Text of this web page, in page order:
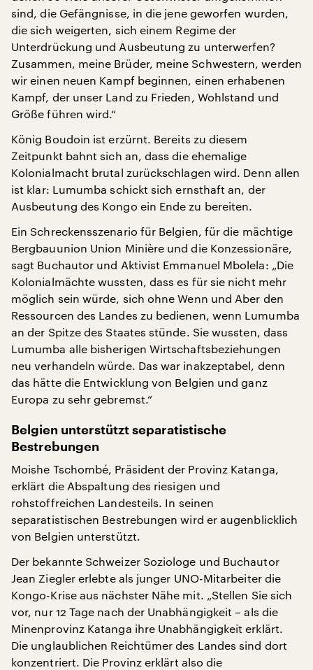
sind, die Gefängnisse, in die jene geworfen wurden,
die sich weigerten, sich einem Regime der
Unterdrückung und Ausbeutung zu unterwerfen?
Zusammen, meine Brüder, meine Schwestern, werden
wir einen neuen Kampf beginnen, einen erhabenen
Kampf, der unser Land zu Frieden, Wohlstand und
Größe führen wird.“
König Boudoin ist erzürnt. Bereits zu diesem
Zeitpunkt bahnt sich an, dass die ehemalige
Kolonialmacht brutal zurückschlagen wird. Denn allen
ist klar: Lumumba schickt sich ernsthaft an, der
Ausbeutung des Kongo ein Ende zu bereiten.
Ein Schreckensszenario für Belgien, für die mächtige
Bergbauunion Union Minière und die Konzessionäre,
sagt Buchautor und Aktivist Emmanuel Mbolela: „Die
Kolonialmächte wussten, dass es für sie nicht mehr
möglich sein würde, sich ohne Wenn und Aber den
Ressourcen des Landes zu bedienen, wenn Lumumba
an der Spitze des Staates stünde. Sie wussten, dass
Lumumba alle bisherigen Wirtschaftsbeziehungen
neu verhandeln würde. Das war inakzeptabel, denn
das hätte die Entwicklung von Belgien und ganz
Europa zu sehr gebremst.“
Belgien unterstützt separatistische
Bestrebungen
Moishe Tschombé, Präsident der Provinz Katanga,
erklärt die Abspaltung des riesigen und
rohstoffreichen Landesteils. In seinen
separatistischen Bestrebungen wird er augenblicklich
von Belgien unterstützt.
Der bekannte Schweizer Soziologe und Buchautor
Jean Ziegler erlebte als junger UNO-Mitarbeiter die
Kongo-Krise aus nächster Nähe mit. „Stellen Sie sich
vor, nur 12 Tage nach der Unabhängigkeit – als die
Minenprovinz Katanga ihre Unabhängigkeit erklärt.
Die unglaublichen Reichtümer des Landes sind dort
konzentriert. Die Provinz erklärt also die